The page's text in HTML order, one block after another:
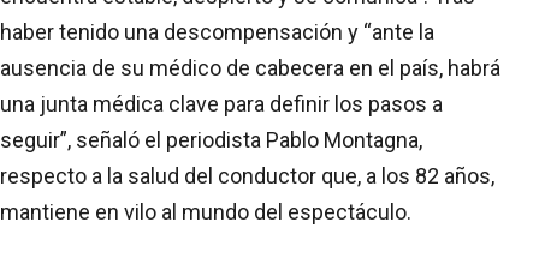
haber tenido una descompensación y “ante la
ausencia de su médico de cabecera en el país, habrá
una junta médica clave para definir los pasos a
seguir”, señaló el periodista Pablo Montagna,
respecto a la salud del conductor que, a los 82 años,
mantiene en vilo al mundo del espectáculo.